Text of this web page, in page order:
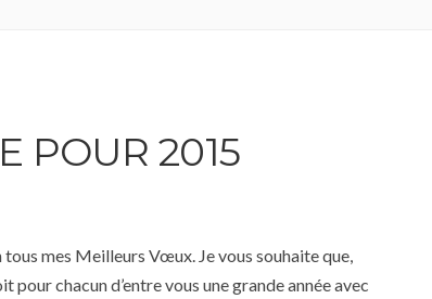
POUR 2015
mes Meilleurs Vœux. Je vous souhaite que,
pour chacun d’entre vous une grande année avec